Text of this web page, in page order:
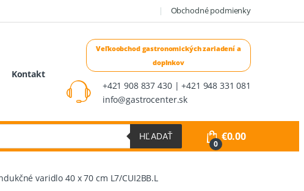
Obchodné podmienky
Kontakt
+421 908 837 430 | +421 948 331 081
info@gastrocenter.sk
HĽADAŤ
0
€0.00
varidlo 40 x 70 cm L7/CUI2BB.L